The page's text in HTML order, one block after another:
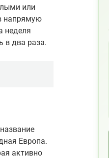
или
напрямую
неделя
в два раза.
Европа.
активно